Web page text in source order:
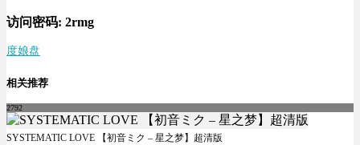
访问密码: 2rmg
度娘盘
相关推荐
2792
SYSTEMATIC LOVE 【初音ミク – 星之梦】超清版